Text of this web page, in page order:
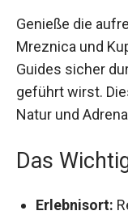
Genieße die
Mreznica und
Guides sicher
geführt wirst.
Natur und
Das
Erlebnisort: